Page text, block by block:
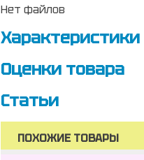
Нет файлов
Характеристики
Оценки товара
Статьи
ПОХОЖИЕ ТОВАРЫ